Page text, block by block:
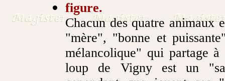
figure.
Chacun des quatre animaux
"mère", "bonne et
mélancolique" qui partage
loup de Vigny est un